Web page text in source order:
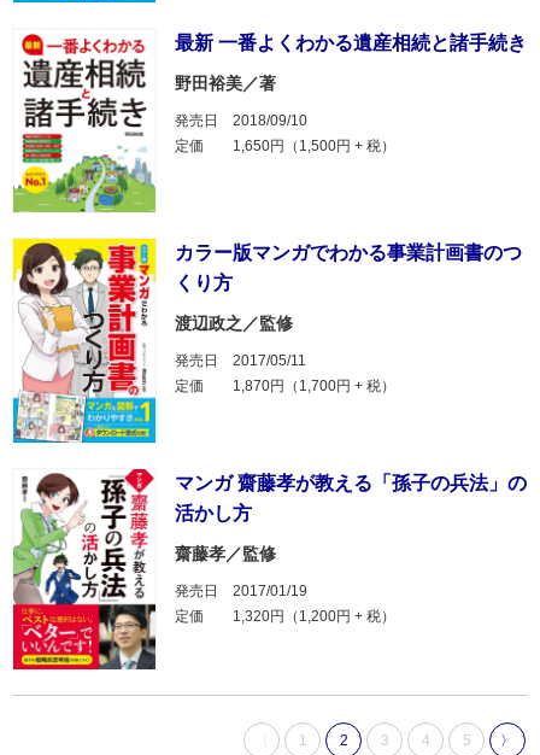
最新 一番よくわかる遺産相続と諸手続き
野田裕美／著
発売日
2018/09/10
定価
1,650円（1,500円 + 税）
カラー版マンガでわかる事業計画書のつ
くり方
渡辺政之／監修
発売日
2017/05/11
定価
1,870円（1,700円 + 税）
マンガ 齋藤孝が教える「孫子の兵法」の
活かし方
齋藤孝／監修
発売日
2017/01/19
定価
1,320円（1,200円 + 税）
〈 1 2 3 4 5 〉